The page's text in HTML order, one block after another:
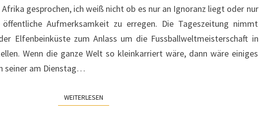
gesprochen, ich weiß nicht ob es nur an Ignoranz liegt oder nur
Aufmerksamkeit zu erregen. Die Tageszeitung nimmt
Elfenbeinküste zum Anlass um die Fussballweltmeisterschaft in
Wenn die ganze Welt so kleinkarriert wäre, dann wäre einiges
seiner am Dienstag…
WEITERLESEN